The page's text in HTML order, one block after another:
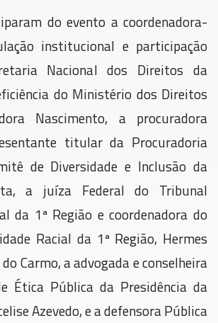
do evento a coordenadora-
institucional e participação
Nacional dos Direitos da
do Ministério dos Direitos
Nascimento, a procuradora
titular da Procuradoria
de Diversidade e Inclusão da
a juíza Federal do Tribunal
da 1ª Região e coordenadora do
Racial da 1ª Região, Hermes
Carmo, a advogada e conselheira
Ética Pública da Presidência da
Azevedo, e a defensora Pública